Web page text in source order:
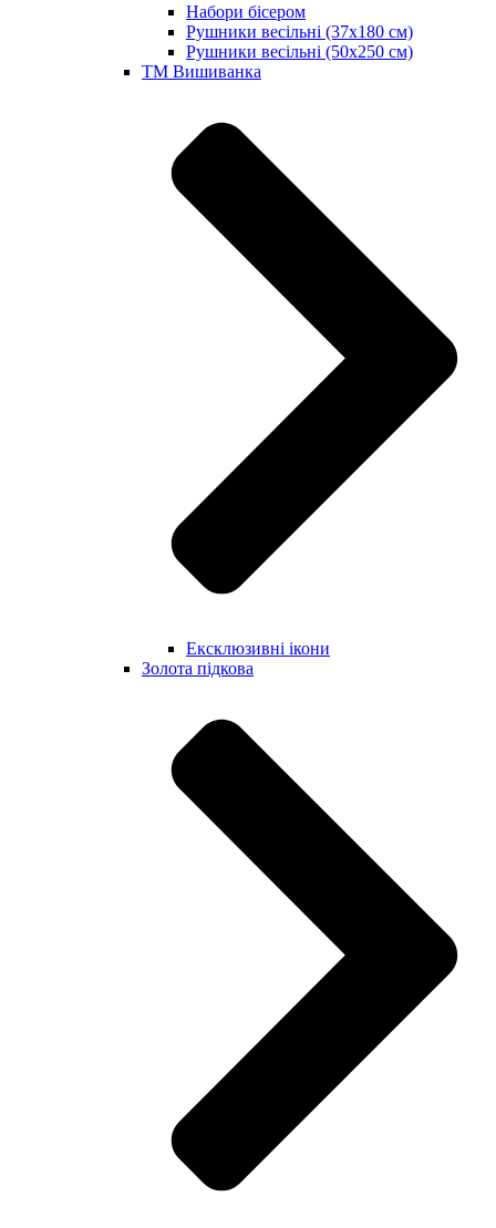
Набори бісером
Рушники весільні (37х180 см)
Рушники весільні (50х250 см)
ТМ Вишиванка
Ексклюзивні ікони
Золота підкова